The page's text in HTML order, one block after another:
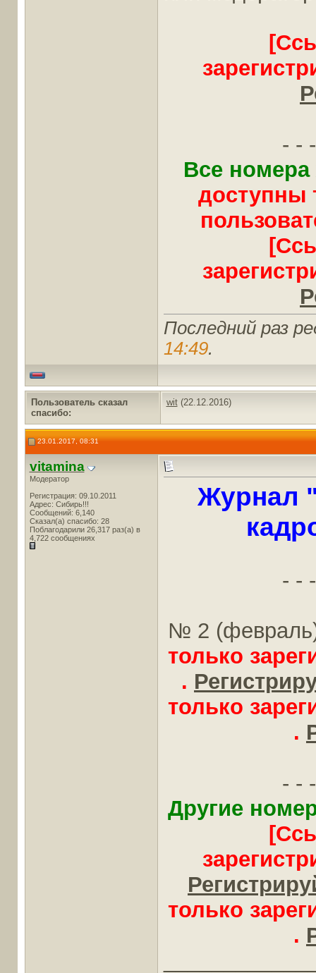
- -
Все
доступны
Последний раз
14:49.
Пользователь сказал
cпасибо:
wit(22.12.2016)
23.01.2017, 08:31
vitamina
Модератор
Регистрация: 09.10.2011
Адрес: Сибирь!!!
Сообщений: 6,140
Сказал(а) спасибо: 28
Поблагодарили 26,317 раз(а) в
4,722 сообщениях
Журнал
- -
№ 2
только
.
только
.
- -
Другие
только
.